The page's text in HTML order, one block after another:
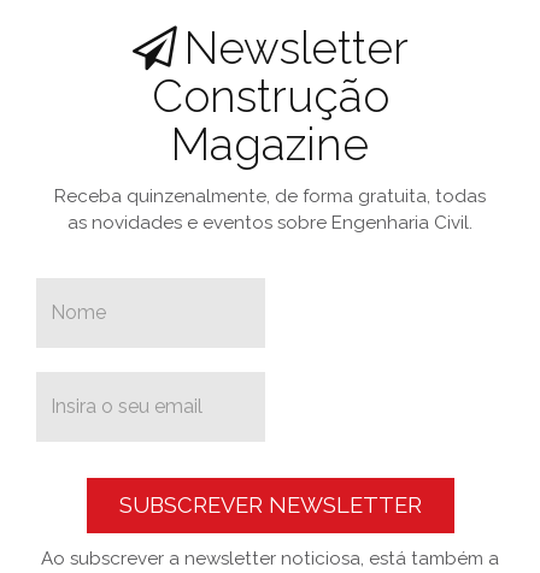
Newsletter
Construção
Magazine
Receba quinzenalmente, de forma gratuita, todas
as novidades e eventos sobre Engenharia Civil.
SUBSCREVER NEWSLETTER
Ao subscrever a newsletter noticiosa, está também a